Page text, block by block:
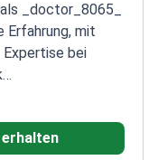
_doctor_8065_
Erfahrung, mit
Expertise bei
Onkologie an
und